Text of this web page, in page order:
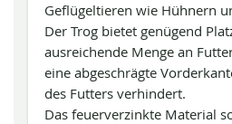
Geflügeltieren wie Hühnern
Der Trog bietet genügend
ausreichende Menge an
eine abgeschrägte
des Futters verhindert.
Das feuerverzinkte Material